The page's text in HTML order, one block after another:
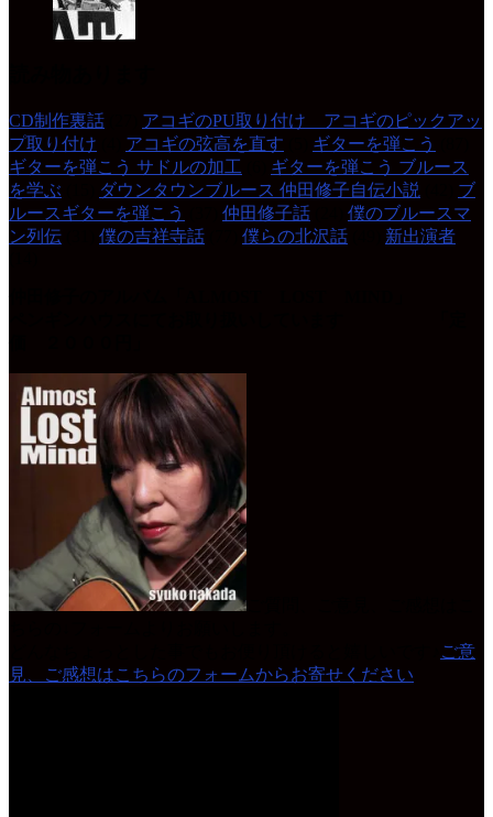
CD制作裏話
アコギのPU取り付け アコギのピックアッ
プ取り付け
アコギの弦高を直す ギターを弾こう
ギターを弾こう サドルの加工
ギターを弾こう ブルース
を学ぶ
ダウンタウンブルース 仲田修子自伝小説
ブ
ルースギターを弾こう
仲田修子話
僕のブルースマ
ン列伝
僕の吉祥寺話 僕らの北沢話
新出演者
ご意
見、ご感想はこちらのフォームからお寄せください